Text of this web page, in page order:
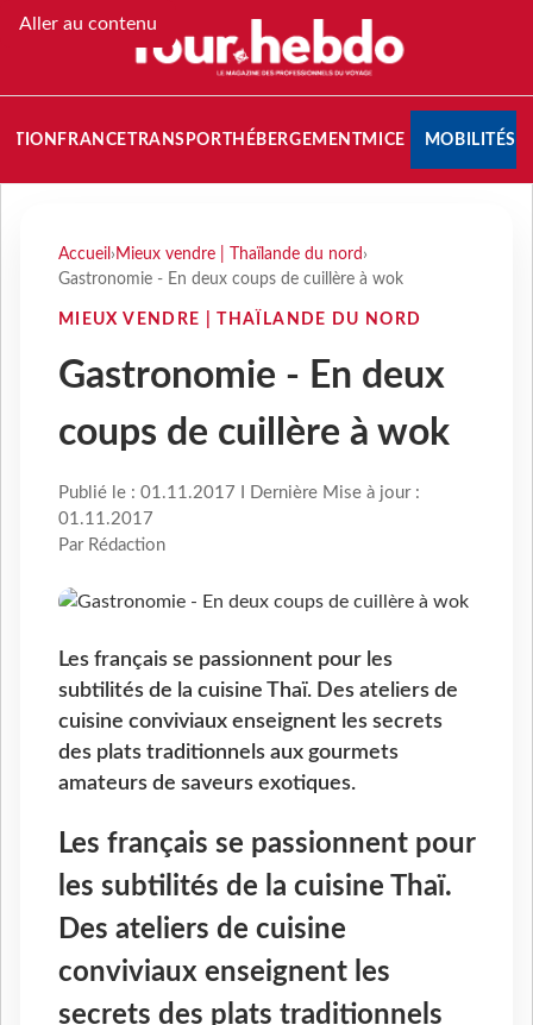
Aller au contenu
FRANCETRANSPORT HÉBERGEMENTMICE MOBILITÉS
Accueil › Mieux vendre | Thaïlande du nord ›
Gastronomie - En deux coups de cuillère à wok
MIEUX VENDRE | THAÏLANDE DU NORD
Gastronomie - En deux
coups de cuillère à wok
Publié le : 01.11.2017 I Dernière Mise à jour :
01.11.2017
Par Rédaction
Les français se passionnent pour les
subtilités de la cuisine Thaï. Des ateliers de
cuisine conviviaux enseignent les secrets
des plats traditionnels aux gourmets
amateurs de saveurs exotiques.
Les français se passionnent pour
les subtilités de la cuisine Thaï.
Des ateliers de cuisine
conviviaux enseignent les
secrets des plats traditionnels